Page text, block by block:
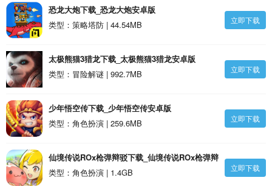
恐龙大炮下载_恐龙大炮安卓版
类型：策略塔防 | 44.54MB
立即下载
太极熊猫3猎龙下载_太极熊猫3猎龙安卓版
类型：冒险解谜 | 992.7MB
立即下载
少年悟空传下载_少年悟空传安卓版
类型：角色扮演 | 259.6MB
立即下载
仙境传说ROx枪弹辩驳下载_仙境传说ROx枪弹辩
驳安卓版
类型：角色扮演 | 1.4GB 立即下载